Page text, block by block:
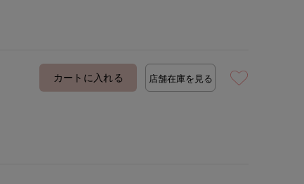
カートに入れる 店舗在庫を見る